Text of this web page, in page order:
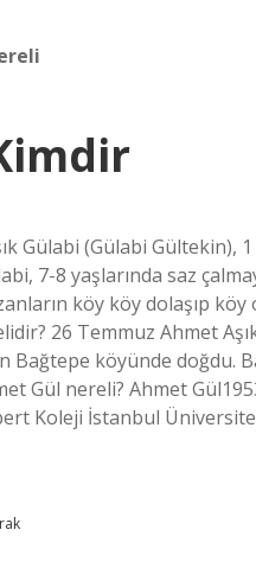
Gülabi (Gülabi Gültekin),
7-8 yaşlarında saz
köy köy dolaşıp
26 Temmuz Ahmet
Bağtepe köyünde doğdu.
Gül nereli? Ahmet
Koleji İstanbul